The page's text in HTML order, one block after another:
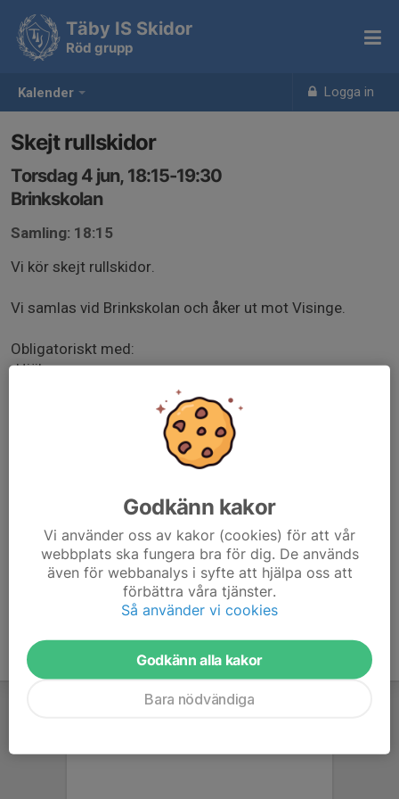
Kalender Logga in
Täby IS Skidor
Röd grupp
Skejt rullskidor
Torsdag 4 jun, 18:15-19:30
Brinkskolan
Samling: 18:15
Vi kör skejt rullskidor.
Vi samlas vid Brinkskolan och åker ut mot Visinge.
Obligatoriskt med:
-Hjälm
-T-Shirt i signal färg eller reflexväst
Vätskebälte - bra att ha med
Med vänlig hälsning
Tränarna Röd grupp
Godkänn kakor
Vi använder oss av kakor (cookies) för att vår
webbplats ska fungera bra för dig. De används
även för webbanalys i syfte att hjälpa oss att
förbättra våra tjänster.
Så använder vi cookies
Godkänn alla kakor
Bara nödvändiga